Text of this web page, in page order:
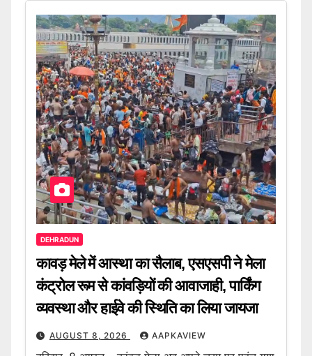
DEHRADUN
कावड़ मेले में आस्था का सैलाब, एसएसपी ने मेला
कंट्रोल रूम से कांवड़ियों की आवाजाही, पार्किंग
व्यवस्था और हाईवे की स्थिति का लिया जायजा
AUGUST 8, 2026 AAPKAVIEW